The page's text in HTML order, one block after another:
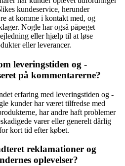
kundeservice, herunder
at komme i kontakt med, og
Nogle har også påpeget
eller hjælp til at løse
eller leverancer.
leveringstiden og -
på kommentarerne?
erfaring med leveringstiden og -
kunder har været tilfredse med
har andre haft problemer
varer eller generelt dårlig
kort tid efter købet.
reklamationer og
oplevelser?